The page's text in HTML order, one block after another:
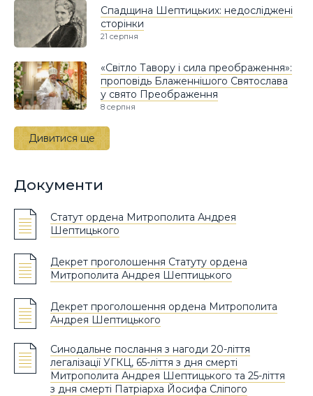
Спадщина Шептицьких: недосліджені
сторінки
21 серпня
«Світло Тавору і сила преображення»:
проповідь Блаженнішого Святослава
у свято Преображення
8 серпня
Дивитися ще
Документи
Статут ордена Митрополита Андрея
Шептицького
Декрет проголошення Статуту ордена
Митрополита Андрея Шептицького
Декрет проголошення ордена Митрополита
Андрея Шептицького
Синодальне послання з нагоди 20-ліття
легалізації УГКЦ, 65-ліття з дня смерті
Митрополита Андрея Шептицького та 25-ліття
з дня смерті Патріарха Йосифа Сліпого